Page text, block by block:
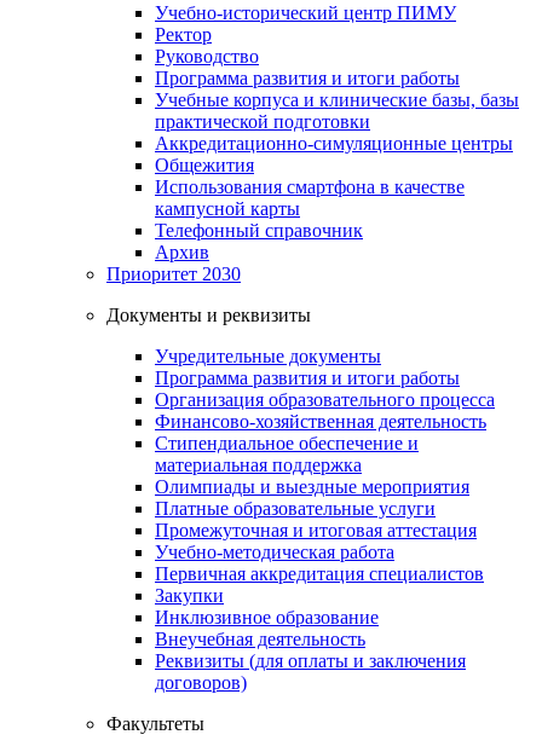
Учебно-исторический центр ПИМУ
Ректор
Руководство
Программа развития и итоги работы
Учебные корпуса и клинические базы, базы
практической подготовки
Аккредитационно-симуляционные центры
Общежития
Использования смартфона в качестве
кампусной карты
Телефонный справочник
Архив
Приоритет 2030
Документы и реквизиты
Учредительные документы
Программа развития и итоги работы
Организация образовательного процесса
Финансово-хозяйственная деятельность
Стипендиальное обеспечение и
материальная поддержка
Олимпиады и выездные мероприятия
Платные образовательные услуги
Промежуточная и итоговая аттестация
Учебно-методическая работа
Первичная аккредитация специалистов
Закупки
Инклюзивное образование
Внеучебная деятельность
Реквизиты (для оплаты и заключения
договоров)
Факультеты